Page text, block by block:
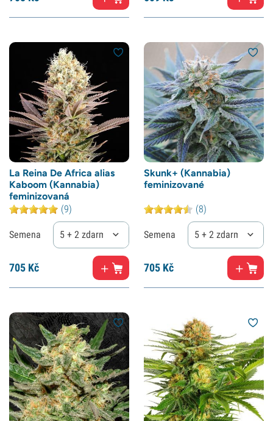
La Reina De Africa alias
Kaboom (Kannabia)
feminizovaná
(9)
Semena 5 + 2 zdarma
705 Kč
Skunk+ (Kannabia)
feminizované
(8)
Semena 5 + 2 zdarma
705 Kč